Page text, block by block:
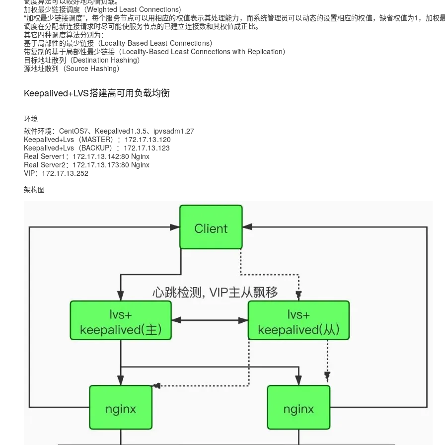
加权最少链接调度（Weighted Least Connections)
“加权最少链接调度”，每个服务节点可以用相应的权值表示其处理能力，而系统管理员可以动态的设置相应的权值，缺省权值为1，加权
调度在分配新连接请求时尽可能使服务节点的已建立连接数和其权值成正比。
其它四种调度算法分别为：
基于局部性的最少链接（Locality-Based Least Connections）
带复制的基于局部性最少链接（Locality-Based Least Connections with Replication）
目标地址散列（Destination Hashing）
源地址散列（Source Hashing）
Keepalived+LVS搭建高可用负载均衡
环境
软件环境：CentOS7、Keepalived1.3.5、ipvsadm1.27
Keepalived+Lvs（MASTER）：172.17.13.120
Keepalived+Lvs（BACKUP）：172.17.13.123
Real Server1：172.17.13.142:80 Nginx
Real Server2：172.17.13.173:80 Nginx
VIP：172.17.13.252
架构图